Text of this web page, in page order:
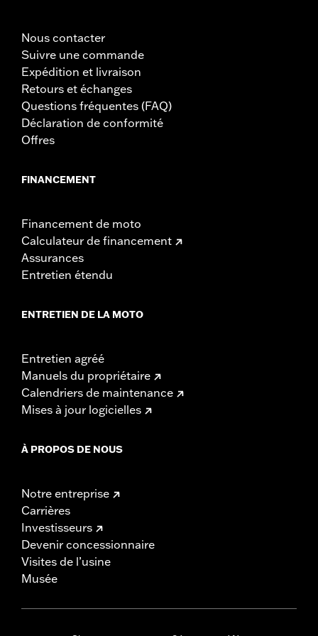
Nous contacter
Suivre une commande
Expédition et livraison
Retours et échanges
Questions fréquentes (FAQ)
Déclaration de conformité
Offres
FINANCEMENT
Financement de moto
Calculateur de financement
Assurances
Entretien étendu
ENTRETIEN DE LA MOTO
Entretien agréé
Manuels du propriétaire
Calendriers de maintenance
Mises à jour logicielles
À PROPOS DE NOUS
Notre entreprise
Carrières
Investisseurs
Devenir concessionnaire
Visites de l’usine
Musée